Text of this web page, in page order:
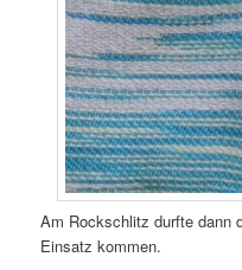
Am Rockschlitz durfte dann
Einsatz kommen.